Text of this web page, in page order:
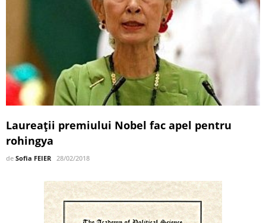
Laureații premiului Nobel fac apel pentru
rohingya
de Sofia FEIER 28/02/2018